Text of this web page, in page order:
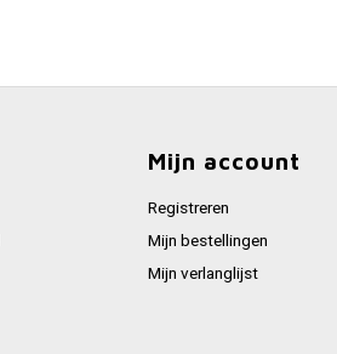
Mijn account
Registreren
Mijn bestellingen
Mijn verlanglijst